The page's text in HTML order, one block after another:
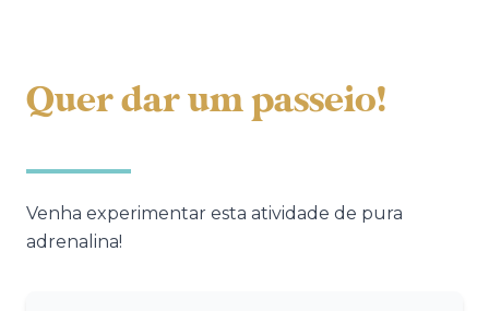
Quer dar um passeio!
Venha experimentar esta atividade de pura
adrenalina!